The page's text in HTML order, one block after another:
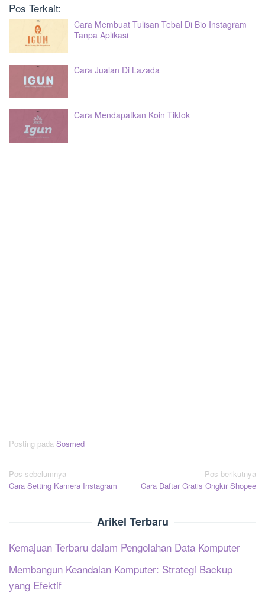
Pos Terkait:
Cara Membuat Tulisan Tebal Di Bio Instagram
Tanpa Aplikasi
Cara Jualan Di Lazada
Cara Mendapatkan Koin Tiktok
Posting pada Sosmed
Navigasi
pos
Pos sebelumnya
Cara Setting Kamera Instagram
Pos berikutnya
Cara Daftar Gratis Ongkir Shopee
Arikel Terbaru
Kemajuan Terbaru dalam Pengolahan Data Komputer
Membangun Keandalan Komputer: Strategi Backup
yang Efektif